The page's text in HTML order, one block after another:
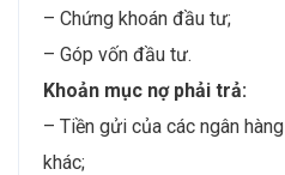
– Chứng khoán đầu tư;
– Góp vốn đầu tư.
Khoản mục nợ phải trả:
– Tiền gửi của các ngân
khác;